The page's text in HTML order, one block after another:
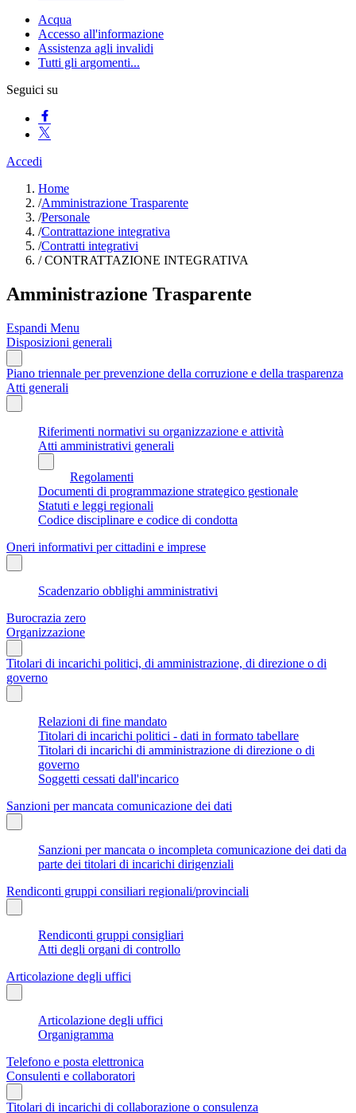
Acqua
Accesso all'informazione
Assistenza agli invalidi
Tutti gli argomenti...
Seguici su
Accedi
Home
/Amministrazione Trasparente
/Personale
/Contrattazione integrativa
/Contratti integrativi
/CONTRATTAZIONE INTEGRATIVA
Amministrazione Trasparente
Espandi Menu
Disposizioni generali
Piano triennale per prevenzione della corruzione e della trasparenza
Atti generali
Riferimenti normativi su organizzazione e attività
Atti amministrativi generali
Regolamenti
Documenti di programmazione strategico gestionale
Statuti e leggi regionali
Codice disciplinare e codice di condotta
Oneri informativi per cittadini e imprese
Scadenzario obblighi amministrativi
Burocrazia zero
Organizzazione
Titolari di incarichi politici, di amministrazione, di direzione o di
governo
Relazioni di fine mandato
Titolari di incarichi politici - dati in formato tabellare
Titolari di incarichi di amministrazione di direzione o di
governo
Soggetti cessati dall'incarico
Sanzioni per mancata comunicazione dei dati
Sanzioni per mancata o incompleta comunicazione dei dati da
parte dei titolari di incarichi dirigenziali
Rendiconti gruppi consiliari regionali/provinciali
Rendiconti gruppi consigliari
Atti degli organi di controllo
Articolazione degli uffici
Articolazione degli uffici
Organigramma
Telefono e posta elettronica
Consulenti e collaboratori
Titolari di incarichi di collaborazione o consulenza